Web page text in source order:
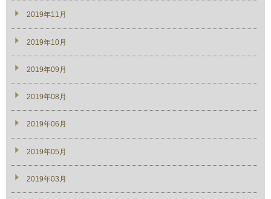
2019年11月
2019年10月
2019年09月
2019年08月
2019年06月
2019年05月
2019年03月